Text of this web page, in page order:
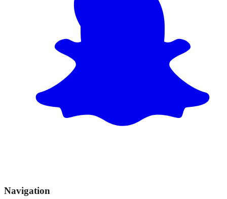
Navigation